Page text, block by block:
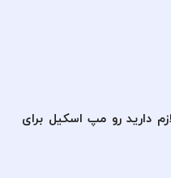
دارید رو مپ اسکیل برای